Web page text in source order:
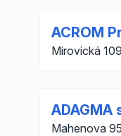
ACROM
Mirovická
ADAGMA
Mahenova